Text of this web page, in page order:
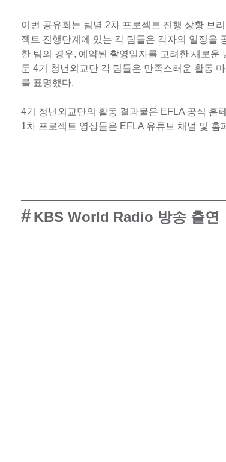
이번 공유회는 팀별 2차 프로젝트 진행 상황 브
젝트 진행단계에 있는 각 팀들은 각자의 일정을
한 팀의 경우, 예약된 촬영일자를 고려한 새로
둔 4기 청년외교단 각 팀들은 만족스러운 활동
를 표명했다.
4기 청년외교단의 활동 결과물은 EFLA 공식 홈
1차 프로젝트 영상들은 EFLA 유튜브 채널 및 홈
#KBS World Radio 방송 출연